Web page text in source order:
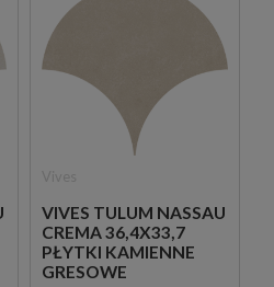
VIVES TULUM NASSAU
CREMA 36,4X33,7
PŁYTKI KAMIENNE
GRESOWE